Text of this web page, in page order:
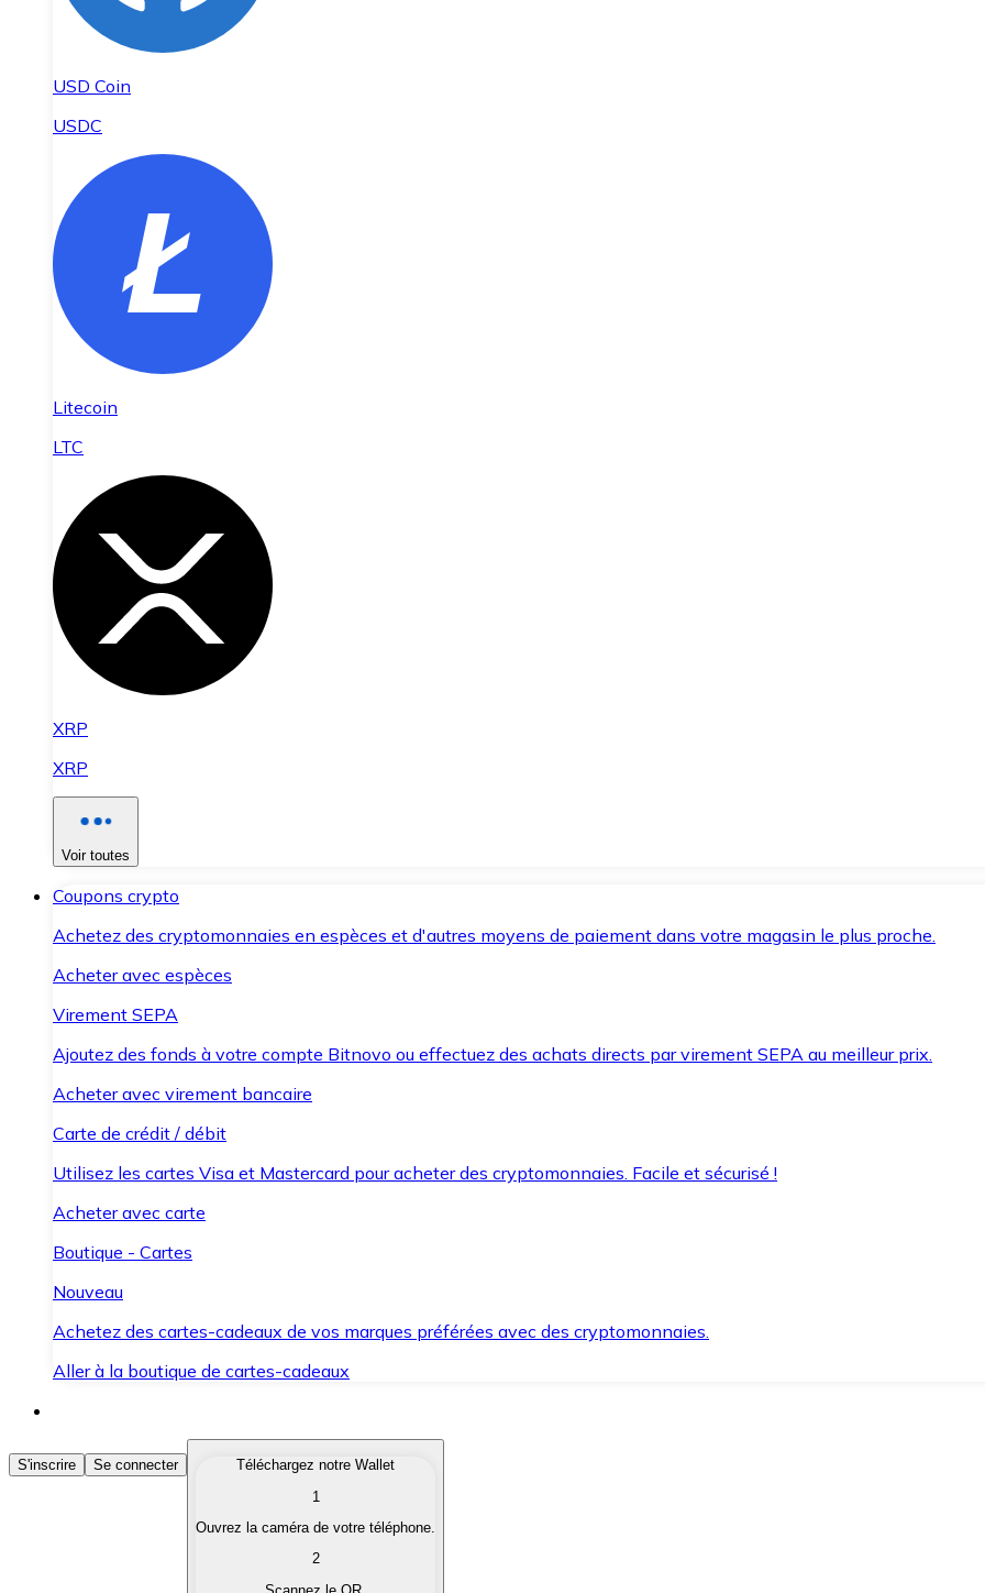
USD Coin
USDC
Litecoin
LTC
XRP
XRP
Voir toutes
Coupons crypto
Achetez des cryptomonnaies en espèces et d'autres moyens de paiement dans votre magasin le plus proche.
Acheter avec espèces
Virement SEPA
Ajoutez des fonds à votre compte Bitnovo ou effectuez des achats directs par virement SEPA au meilleur prix.
Acheter avec virement bancaire
Carte de crédit / débit
Utilisez les cartes Visa et Mastercard pour acheter des cryptomonnaies. Facile et sécurisé !
Acheter avec carte
Boutique - Cartes
Nouveau
Achetez des cartes-cadeaux de vos marques préférées avec des cryptomonnaies.
Aller à la boutique de cartes-cadeaux
Acheter des Cryptomonnaies
Achetez les cryptomonnaies qui vous intéressent rapidement et en toute sécurité.
Convertissez vos cryptomonnaies en monnaie fiduciaire lorsque vous en avez besoin.
S'inscrire Se connecter
Téléchargez notre Wallet
1
Ouvrez la caméra de votre téléphone.
2